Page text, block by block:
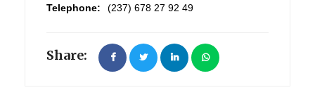
Telephone:
(237) 678 27 92 49
Share: